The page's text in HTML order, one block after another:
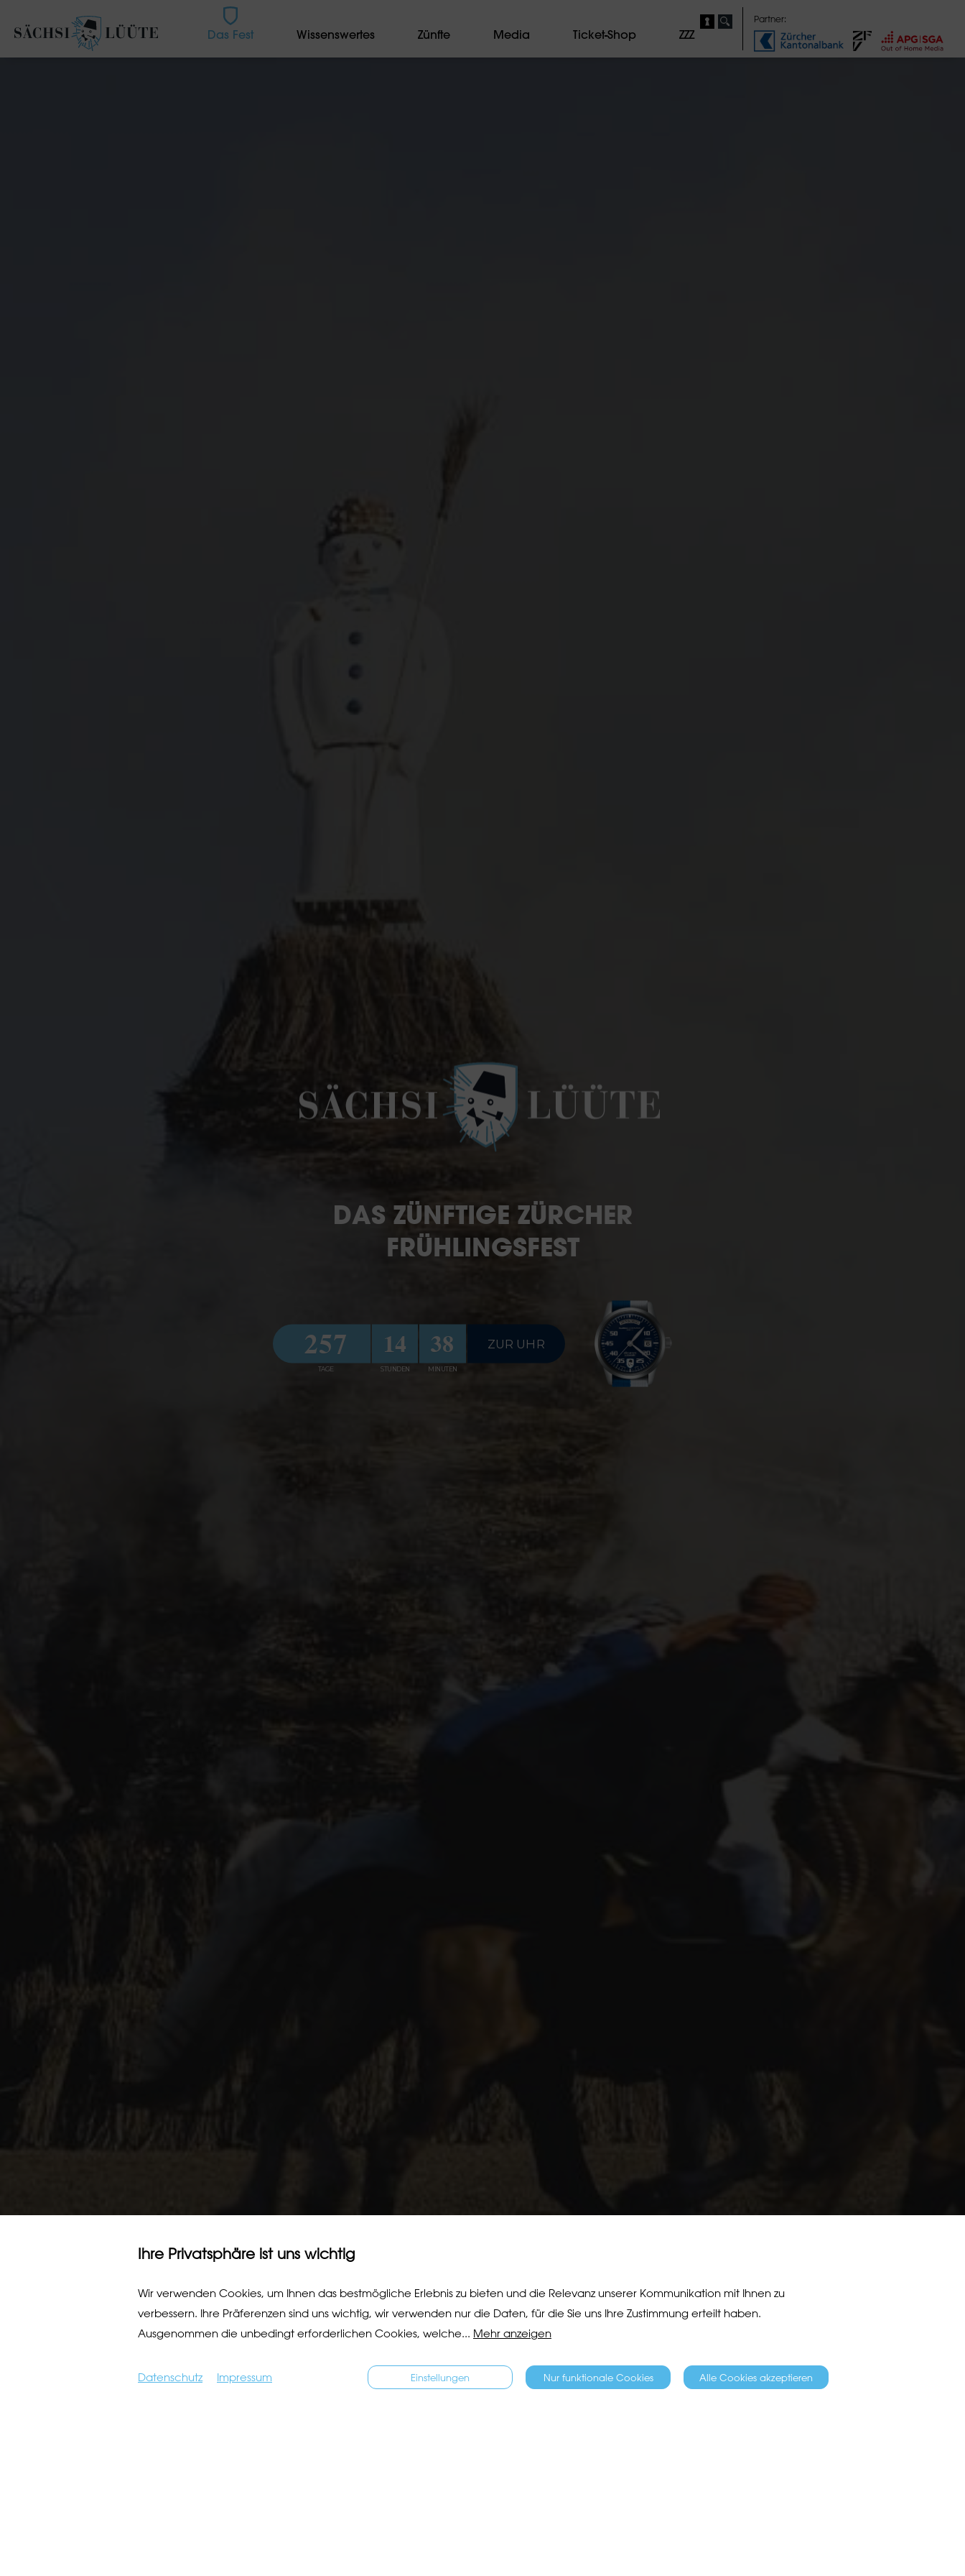
Das Fest Wissenswertes Zünfte Media Ticket-Shop ZZZ
Partner:
DAS ZÜNFTIGE ZÜRCHER
FRÜHLINGSFEST
Ihre Privatsphäre ist uns wichtig
Wir verwenden Cookies, um Ihnen das bestmögliche Erlebnis zu bieten und die Relevanz unserer Kommunikation mit Ihnen zu
verbessern. Ihre Präferenzen sind uns wichtig, wir verwenden nur die Daten, für die Sie uns Ihre Zustimmung erteilt haben.
Ausgenommen die unbedingt erforderlichen Cookies, welche... Mehr anzeigen
Datenschutz Impressum Einstellungen Nur funktionale Cookies Alle Cookies akzeptieren